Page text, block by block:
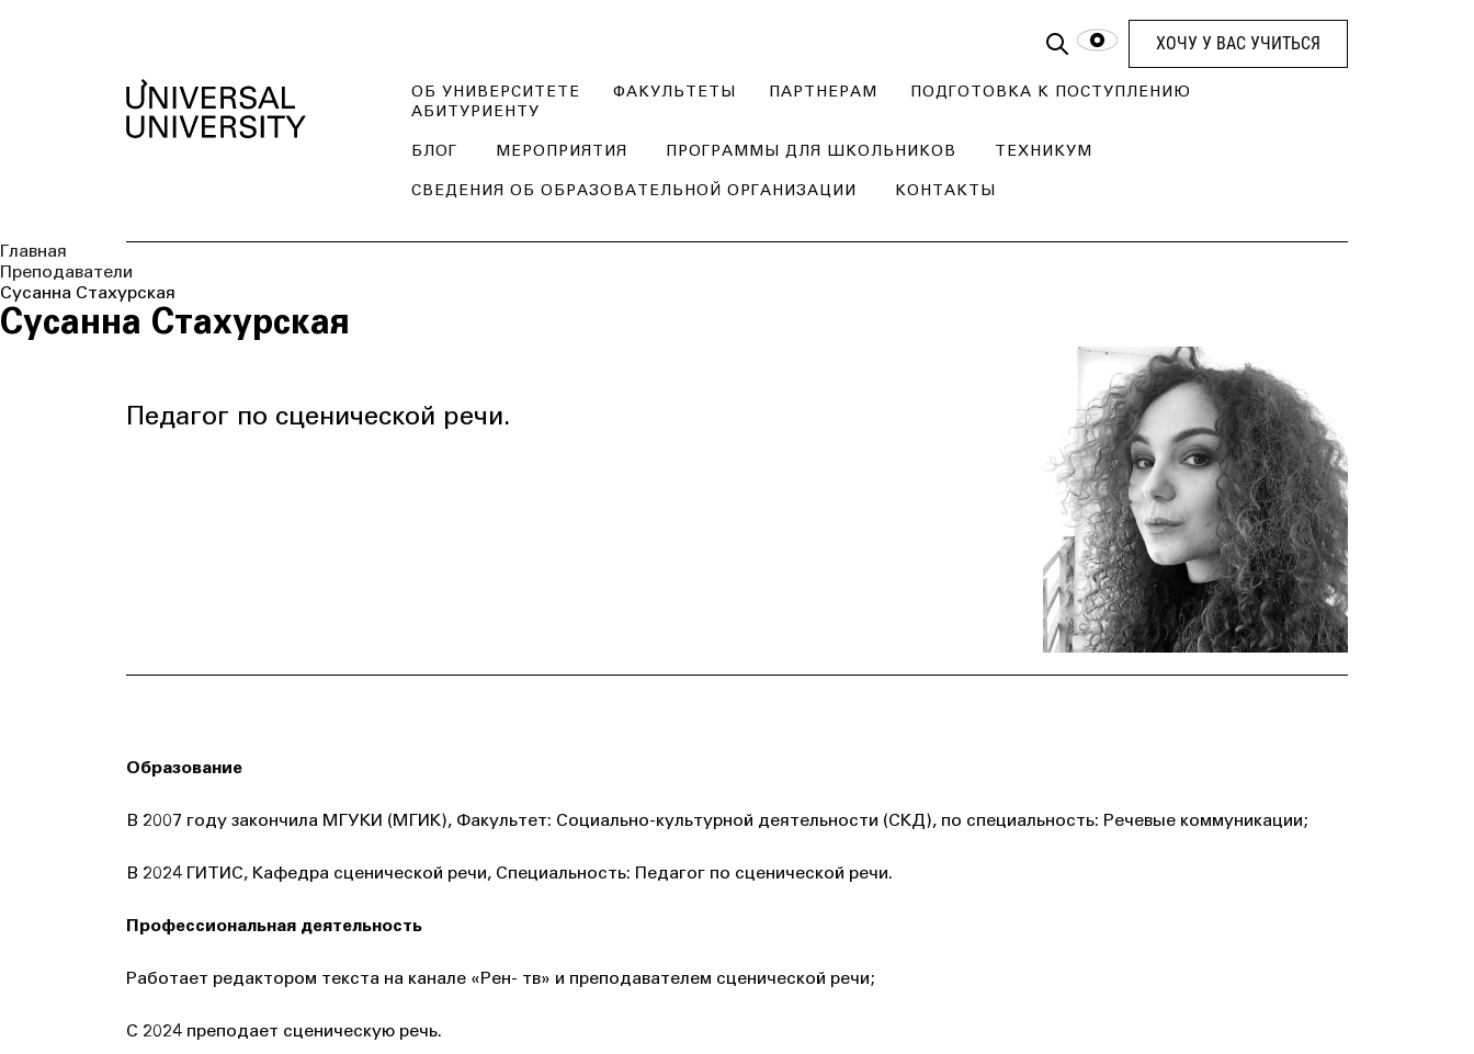
ХОЧУ У ВАС УЧИТЬСЯ
ОБ УНИВЕРСИТЕТЕ ФАКУЛЬТЕТЫ ПАРТНЕРАМ
ПОДГОТОВКА К ПОСТУПЛЕНИЮ
АБИТУРИЕНТУ
БЛОГ МЕРОПРИЯТИЯ ПРОГРАММЫ ДЛЯ ШКОЛЬНИКОВ ТЕХНИКУМ
СВЕДЕНИЯ ОБ ОБРАЗОВАТЕЛЬНОЙ ОРГАНИЗАЦИИ КОНТАКТЫ
Главная
Преподаватели
Сусанна Стахурская
Сусанна Стахурская
Педагог по сценической речи.
Образование
В 2007 году закончила МГУКИ (МГИК), Факультет: Социально-культурной деятельности (СКД), по специальность: Речевые коммуникации;
В 2024 ГИТИС, Кафедра сценической речи, Специальность: Педагог по сценической речи.
Профессиональная деятельность
Работает редактором текста на канале «Рен- тв» и преподавателем сценической речи;
С 2024 преподает сценическую речь.